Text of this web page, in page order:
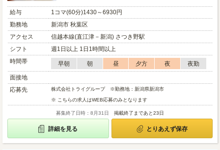
給与
1コマ(60分)1430～6930円
勤務地
新潟市 秋葉区
アクセス
信越本線(直江津－新潟) さつき野駅
シフト
週1日以上 1日1時間以上
時間帯
早朝 朝 昼 夕方 夜
夜勤
面接地
応募先
株式会社トライグループ ※勤務地：新潟県新潟市
※ こちらの求人はWEB応募のみとなります
募集終了日時：8月31日 掲載終了まであと23日
詳細を見る とりあえず保存